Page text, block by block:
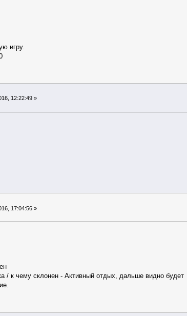
игру.
12:22:49 »
17:04:56 »
/ к чему склонен - Активный отдых, дальше видно будет